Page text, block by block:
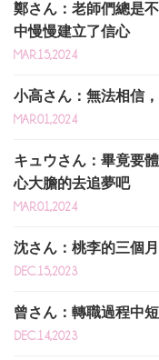
鄭さん：老師們總是
中慢慢建立了信心
MAR.15,2024
小高さん：無法相信
MAR.01,2024
キュウさん：畢竟要
心大膽的去追夢吧
MAR.01,2024
沈さん：桃李的三個
DEC.15,2023
曾さん：轉職過程中
DEC.14,2023